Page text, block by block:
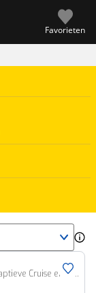
Favorieten
Musso Ev Bronze 80.6 kWh 2WD WP Trekhaak, Adaptieve Cruise en Climate Control, Navigatie, Carplay/Android Auto